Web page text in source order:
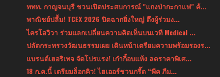
ททท. กาญจนบุรี ชวนเปิดประสบการณ์ "แกงป่ากะกาแฟ" ค้...
พาณิชย์ปลื้ม! TCEX 2026 ปิดฉากยิ่งใหญ่ ดึงผู้ร่วมง...
ไครโอวิวา ร่วมแลกเปลี่ยนความคิดเห็นบนเวที Medical ...
ปลัดกระทรวงวัฒนธรรมเผย เดินหน้าเตรียมความพร้อมรองร...
แบรนด์เฮอริเทจ จัดโปรแรง! เก๋ากี้อบแห้ง ลดราคาพิเศ...
18 ก.ค.นี้ เตรียมล็อกคิว! ไฮเออร์ชวนกรี๊ด “พีค ภีม...